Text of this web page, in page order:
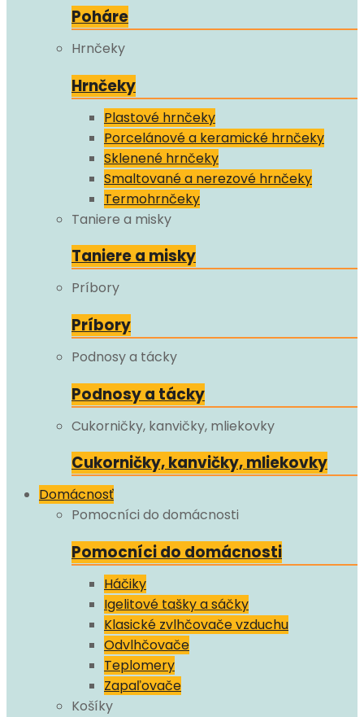
Poháre
Hrnčeky
Hrnčeky
Plastové hrnčeky
Porcelánové a keramické hrnčeky
Sklenené hrnčeky
Smaltované a nerezové hrnčeky
Termohrnčeky
Taniere a misky
Taniere a misky
Príbory
Príbory
Podnosy a tácky
Podnosy a tácky
Cukorničky, kanvičky, mliekovky
Cukorničky, kanvičky, mliekovky
Domácnosť
Pomocníci do domácnosti
Pomocníci do domácnosti
Háčiky
Igelitové tašky a sáčky
Klasické zvlhčovače vzduchu
Odvlhčovače
Teplomery
Zapaľovače
Košíky